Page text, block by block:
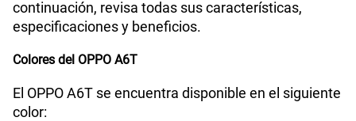
Paga solo
continuación, revisa todas sus características,
especificaciones y beneficios.
Colores del OPPO A6T
El OPPO A6T se encuentra disponible en el siguiente
color: